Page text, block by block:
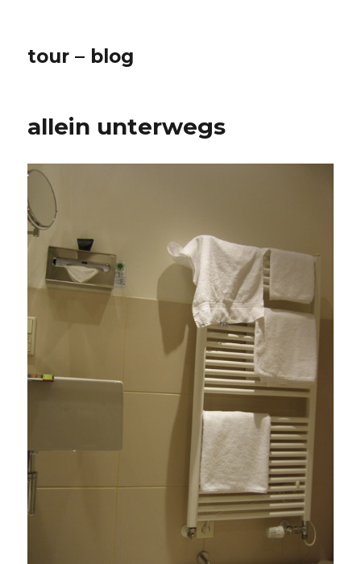
tour – blog
allein unterwegs